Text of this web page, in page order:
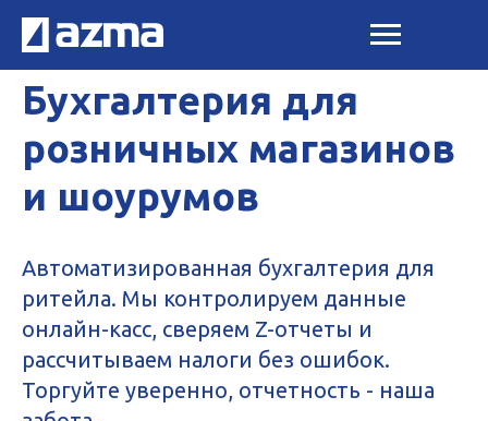
Бухгалтерия для
розничных магазинов
и шоурумов
Автоматизированная бухгалтерия для
ритейла. Мы контролируем данные
онлайн-касс, сверяем Z-отчеты и
рассчитываем налоги без ошибок.
Торгуйте уверенно, отчетность - наша